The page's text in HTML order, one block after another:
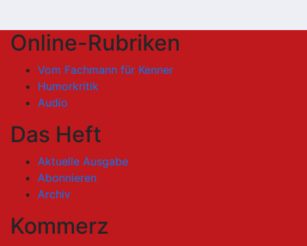
Online-Rubriken
Vom Fachmann für Kenner
Humorkritik
Audio
Das Heft
Aktuelle Ausgabe
Abonnieren
Archiv
Kommerz